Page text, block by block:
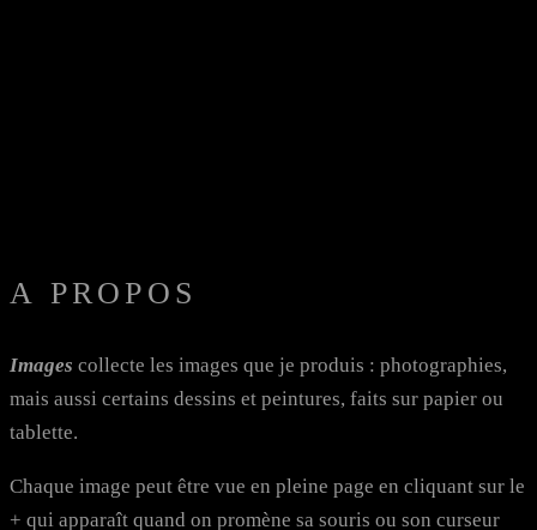
A PROPOS
Images collecte les images que je produis : photographies,
mais aussi certains dessins et peintures, faits sur papier ou
tablette.
Chaque image peut être vue en pleine page en cliquant sur le
+ qui apparaît quand on promène sa souris ou son curseur